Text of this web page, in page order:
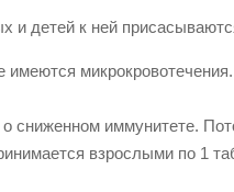
и детей к ней
микрокровотечения.
сниженном иммунитете.
взрослыми по 1